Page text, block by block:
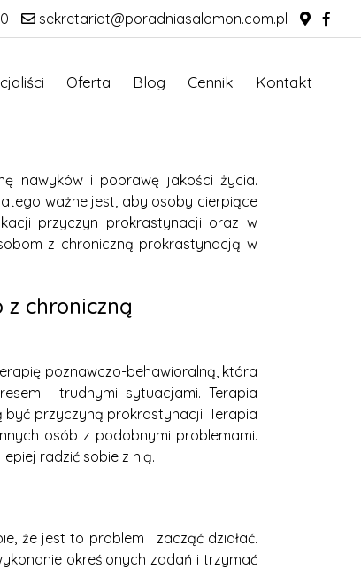
sekretariat@poradniasalomon.com.pl
Oferta Blog Cennik Kontakt
nawyków i poprawę jakości życia.
ważne jest, aby osoby cierpiące
przyczyn prokrastynacji oraz w
z chroniczną prokrastynacją w
chroniczną
poznawczo-behawioralną, która
i trudnymi sytuacjami. Terapia
przyczyną prokrastynacji. Terapia
osób z podobnymi problemami.
radzić sobie z nią.
że jest to problem i zacząć działać.
określonych zadań i trzymać